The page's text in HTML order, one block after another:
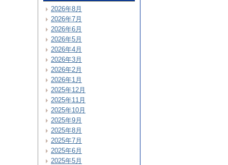
2026年8月
2026年7月
2026年6月
2026年5月
2026年4月
2026年3月
2026年2月
2026年1月
2025年12月
2025年11月
2025年10月
2025年9月
2025年8月
2025年7月
2025年6月
2025年5月